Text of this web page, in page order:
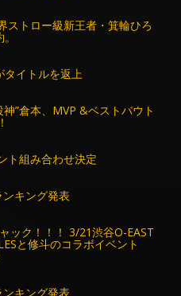
トロー級新王者・箕輪ひろ
タイトルを返上
”倉本、MVP &ベストバウト
ト組み合わせ決定
キング発表
ック！！！ 3/21渋谷O-EAST
と修斗のコラボイベント
キング発表